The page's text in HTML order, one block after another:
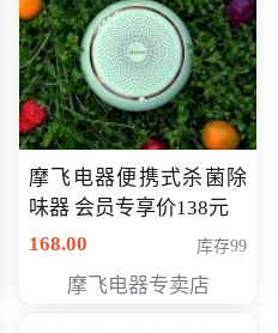
摩飞电器便携式杀菌除
味器 会员专享价138元
168.00
库存99
摩飞电器专卖店